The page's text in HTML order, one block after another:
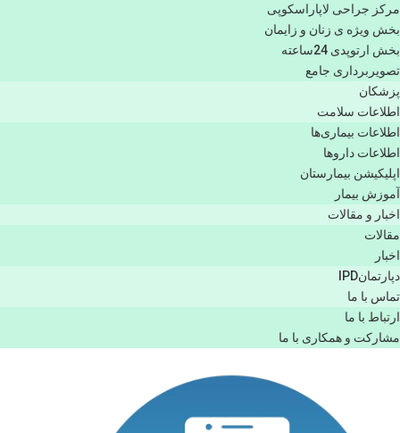
مرکز جراحی لاپاراسکوپی
بخش ویژه ی زنان و زایمان
بخش ارتوپدی 24ساعته
تصویربرداری جامع
پزشكان
اطلاعات سلامت
اطلاعات بیماری‌ها
اطلاعات دارو‌ها
اپليكيشن بيمارستان
آموزش بیمار
اخبار و مقالات
مقالات
اخبار
دپارتمانIPD
تماس با ما
ارتباط با ما
مشاركت و همكاری با ما